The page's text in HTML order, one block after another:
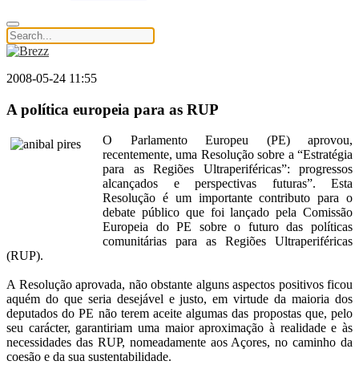
2008-05-24 11:55
A política europeia para as RUP
O Parlamento Europeu (PE) aprovou,
recentemente, uma Resolução sobre a “Estratégia
para as Regiões Ultraperiféricas”: progressos
alcançados e perspectivas futuras”. Esta
Resolução é um importante contributo para o
debate público que foi lançado pela Comissão
Europeia do PE sobre o futuro das políticas
comunitárias para as Regiões Ultraperiféricas
(RUP).
A Resolução aprovada, não obstante alguns aspectos positivos ficou
aquém do que seria desejável e justo, em virtude da maioria dos
deputados do PE não terem aceite algumas das propostas que, pelo
seu carácter, garantiriam uma maior aproximação à realidade e às
necessidades das RUP, nomeadamente aos Açores, no caminho da
coesão e da sua sustentabilidade.